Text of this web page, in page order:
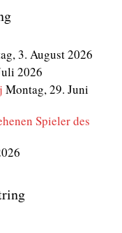
3. August 2026
2026
Montag, 29. Juni
Spieler des